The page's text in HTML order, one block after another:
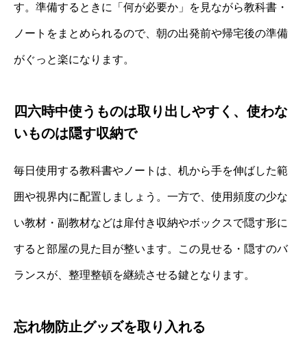
す。準備するときに「何が必要か」を見ながら教科書・
ノートをまとめられるので、朝の出発前や帰宅後の準備
がぐっと楽になります。
四六時中使うものは取り出しやすく、使わな
いものは隠す収納で
毎日使用する教科書やノートは、机から手を伸ばした範
囲や視界内に配置しましょう。一方で、使用頻度の少な
い教材・副教材などは扉付き収納やボックスで隠す形に
すると部屋の見た目が整います。この見せる・隠すのバ
ランスが、整理整頓を継続させる鍵となります。
忘れ物防止グッズを取り入れる